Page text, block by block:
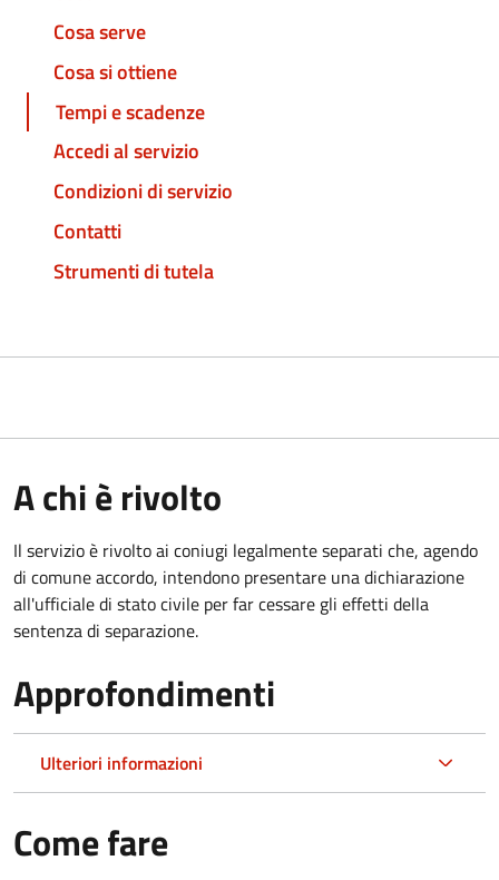
Cosa serve
Cosa si ottiene
Tempi e scadenze
Accedi al servizio
Condizioni di servizio
Contatti
Strumenti di tutela
A chi è rivolto
Il servizio è rivolto ai coniugi legalmente separati che, agendo
di comune accordo, intendono presentare una dichiarazione
all'ufficiale di stato civile per far cessare gli effetti della
sentenza di separazione.
Approfondimenti
Ulteriori informazioni
Come fare